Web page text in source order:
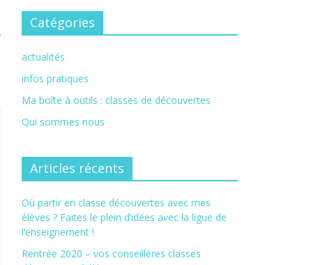
Catégories
actualités
infos pratiques
Ma boîte à outils : classes de découvertes
Qui sommes nous
Articles récents
Où partir en classe découvertes avec mes
élèves ? Faites le plein d’idées avec la ligue de
l’enseignement !
Rentrée 2020 – vos conseillères classes